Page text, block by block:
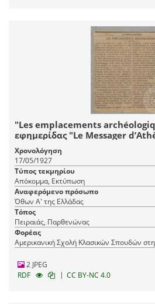
"Les emplacements
εφημερίδας "Le Messager
Χρονολόγηση
17/05/1927
Τύπος τεκμηρίου
Απόκομμα, Εκτύπωση
Αναφερόμενο πρόσωπο
Όθων Α' της Ελλάδας
Τόπος
Πειραιάς, Παρθενώνας
Φορέας
Αμερικανική Σχολή Κλασικών Σπουδών
2 JPEG
RDF
| CC BY-NC 4.0